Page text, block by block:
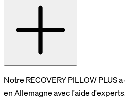
Notre RECOVERY PILLOW PLUS
en Allemagne avec l'aide d'experts.